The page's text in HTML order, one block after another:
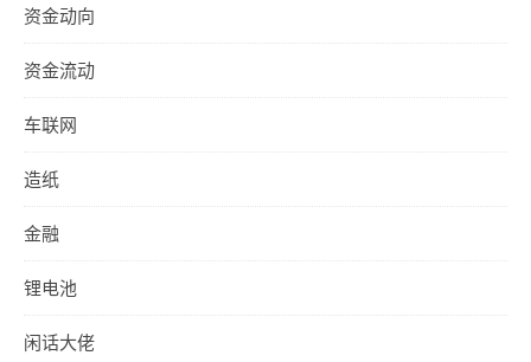
资金动向
资金流动
车联网
造纸
金融
锂电池
闲话大佬